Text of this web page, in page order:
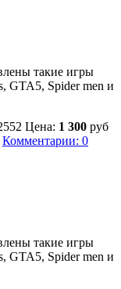
такие игры
GTA5, Spider men и
Цена: 1 300 руб
Комментарии: 0
такие игры
GTA5, Spider men и